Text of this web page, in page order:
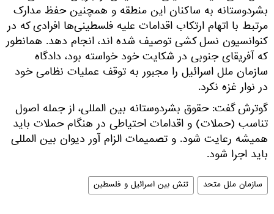
بشردوستانه به ساکنان این منطقه و همچنین حفظ مدارک
مرتبط با اتهام ارتکاب اقدامات علیه فلسطینی‌ها افرادی که در
کنوانسیون نسل کشی توصیف شده اند، انجام دهد. همانطور
که آفریقای جنوبی در شکایت خود خواسته بود، دادگاه
سازمان ملل اسرائیل را مجبور به توقف عملیات نظامی خود
در نوار غزه نکرد.
گوترش گفت: حقوق بشردوستانه بین المللی، از جمله اصول
تناسب (حملات) و اقدامات احتیاطی در هنگام حملات باید
همیشه رعایت شود. و تصمیمات الزام آور دیوان بین المللی
باید اجرا شود.
سازمان ملل متحد تنش بین اسرائیل و فلسطین